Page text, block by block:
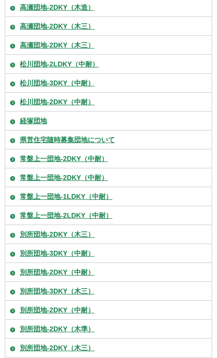
高瀬団地-2DKY（木造）
高瀬団地-2DKY（木三）
高瀬団地-2DKY（木三）
松川団地-2LDKY（中耐）
松川団地-3DKY（中耐）
松川団地-2DKY（中耐）
経塚団地
県営住宅随時募集団地について
常盤上一団地-2DKY（中耐）
常盤上一団地-2DKY（中耐）
常盤上一団地-1LDKY（中耐）
常盤上一団地-2LDKY（中耐）
別所団地-2DKY（木三）
別所団地-3DKY（中耐）
別所団地-2DKY（中耐）
別所団地-3DKY（木三）
別所団地-2DKY（中耐）
別所団地-2DKY（木準）
別所団地-2DKY（木三）